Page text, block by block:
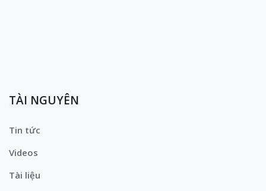
TÀI NGUYÊN
Tin tức
Videos
Tài liệu